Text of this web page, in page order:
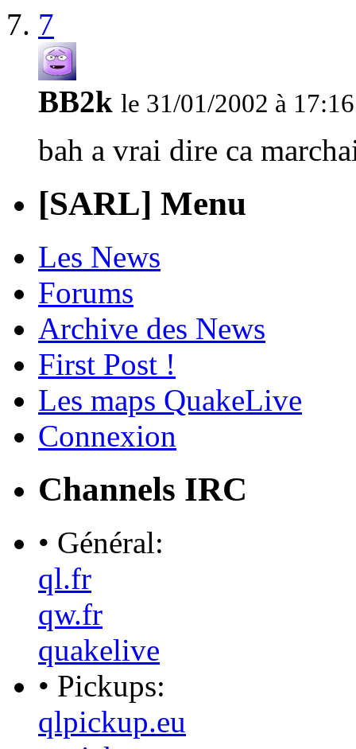
7
BB2k le 31/01/2002 à 17:16
bah a vrai dire ca
[SARL] Menu
Les News
Forums
Archive des News
First Post !
Les maps QuakeLive
Connexion
Channels IRC
• Général:
ql.fr
qw.fr
quakelive
• Pickups:
qlpickup.eu